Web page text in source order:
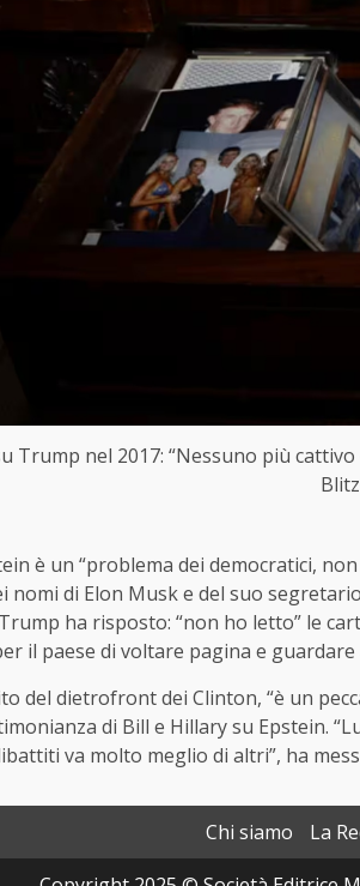
Trump nel 2017: “Nessuno più
è un “problema dei democratici,
nomi di Elon Musk e del suo
ha risposto: “non ho letto” le
il paese di voltare pagina e
del dietrofront dei Clinton, “è un
di Bill e Hillary su Epstein.
va molto meglio di altri”, ha
Chi siamo La